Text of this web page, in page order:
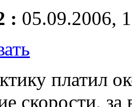
: 05.09.2006,
платил
скорости, за